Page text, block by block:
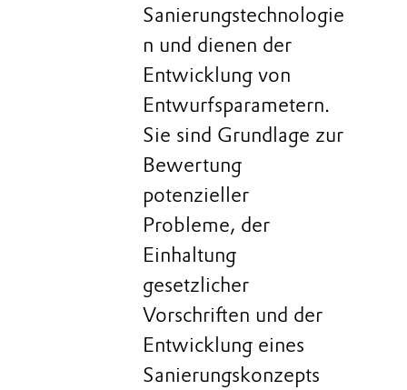
Sanierungstechnologie
n und dienen der
Entwicklung von
Entwurfsparametern.
Sie sind Grundlage zur
Bewertung
potenzieller
Probleme, der
Einhaltung
gesetzlicher
Vorschriften und der
Entwicklung eines
Sanierungskonzepts